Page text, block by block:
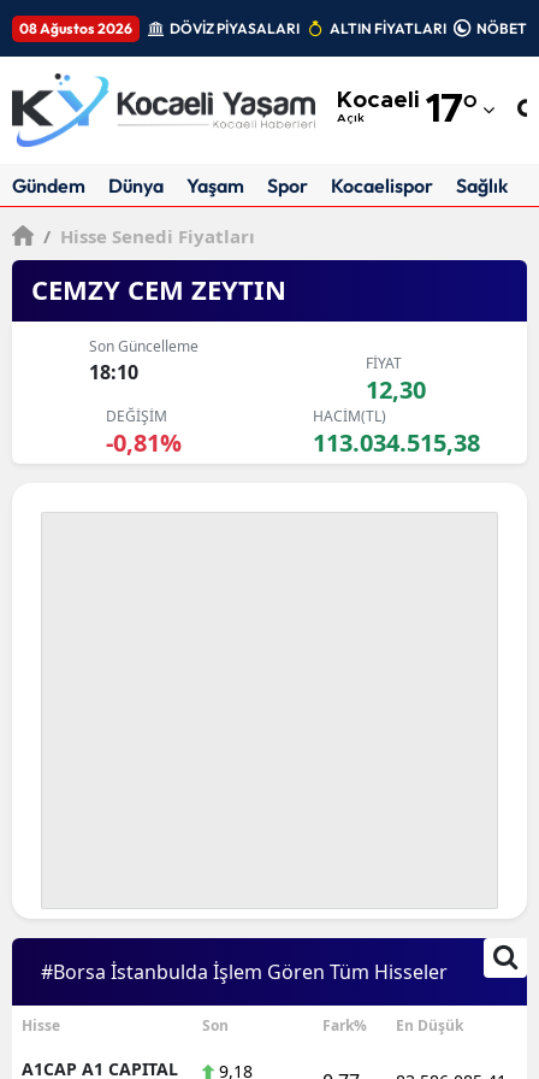
08 Ağustos 2026 DÖVİZ PİYASALARI ALTIN FİYATLARI
Kocaeli
Açık 17°
Adıyaman
Ankara
Antalya
Artvin
Aydın
Balıkesir
Çankırı
Çorum
Denizli
Gündem Dünya Yaşam Spor Kocaelispor Sağlık
/ Hisse Senedi Fiyatları
CEMZY CEM ZEYTIN
Son Güncelleme
18:10 FİYAT
12,30
DEĞİŞİM
-0,81%
HACİM(TL)
113.034.515,38
#Borsa İstanbulda İşlem Gören Tüm Hisseler
Hisse Son Fark% En Düşük
A1CAP A1 CAPITAL 9,18